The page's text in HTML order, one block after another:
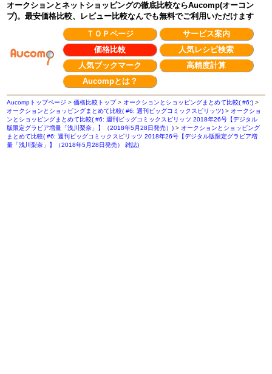
オークションとネットショッピングの徹底比較ならAucomp(オーコン
プ)。最安価格比較、レビュー比較なんでも無料でご利用いただけます
ＴＯＰページ
サービス案内
価格比較
人気レシピ検索
人気ブックマーク
高精度計算
Aucompとは？
Aucompトップページ >価格比較トップ> オークションとショッピングまとめて比較( #6:) >
オークションとショッピングまとめて比較( #6: 週刊ビッグコミックスピリッツ) > オークショ
ンとショッピングまとめて比較( #6: 週刊ビッグコミックスピリッツ 2018年26号【デジタル
版限定グラビア増量「浅川梨奈」】（2018年5月28日発売）) > オークションとショッピング
まとめて比較( #6: 週刊ビッグコミックスピリッツ 2018年26号【デジタル版限定グラビア増
量「浅川梨奈」】（2018年5月28日発売） 雑誌)